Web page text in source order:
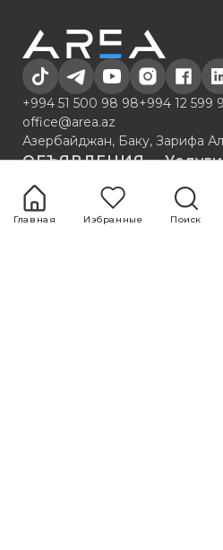
Главная Избранные Поиск
+994 51 500 98 98+994 12 599
office@area.az
Азербайджан, Баку, Зарифа
ОБЪЯВЛЕНИЯ
1 комнатная
2 комнатная
3 комнатная
Услуги